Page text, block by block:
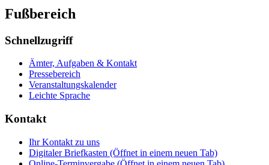
Fußbereich
Schnellzugriff
Ämter, Aufgaben & Kontakt
Pressebereich
Veranstaltungskalender
Leichte Sprache
Kontakt
Ihr Kontakt zu uns
Digitaler Briefkasten (Öffnet in einem neuen Tab)